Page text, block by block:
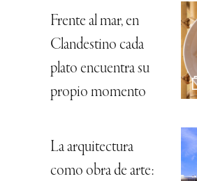
Frente al mar, en
Clandestino cada
plato encuentra su
propio momento
La arquitectura
como obra de arte: